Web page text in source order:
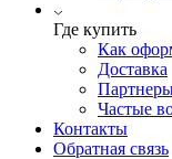
Где купить
Как
Доставка
Частые
Контакты
Обратная связь